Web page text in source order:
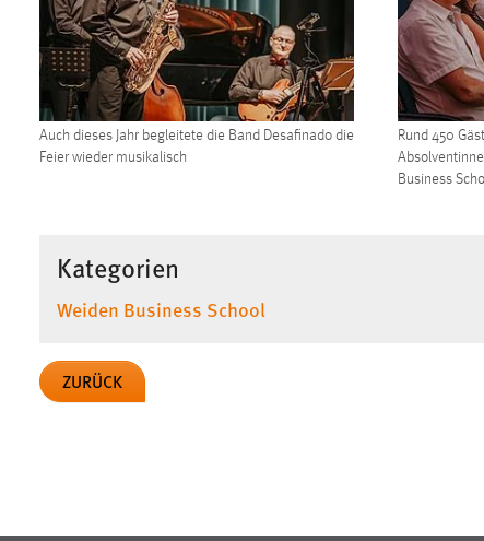
Auch dieses Jahr begleitete die Band Desafinado die
Feier wieder musikalisch
Rund 450
Business
Kategorien
Weiden Business School
ZURÜCK
Zweck:
Das Cookie speichert die gewählte
Sprache der Website.
Cookie Laufzeit: 30 Tage
Chat
Zweck: